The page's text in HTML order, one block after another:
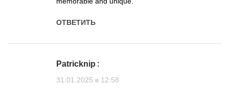
ОТВЕТИТЬ
Patricknip :
31.01.2025 в 12:58